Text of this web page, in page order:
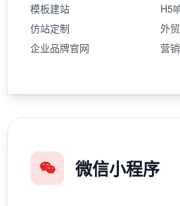
模板建站
H5
仿站定制
外
企业品牌官网
营
微信小程序